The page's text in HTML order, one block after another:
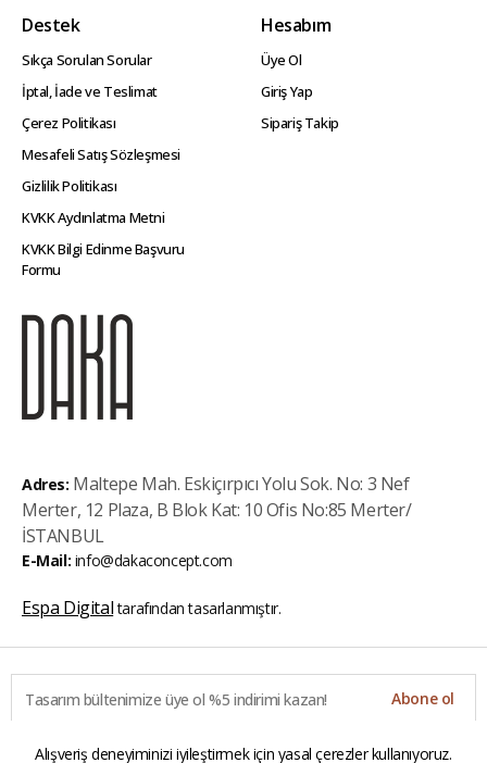
Alışveriş deneyiminizi iyileştirmek için yasal çerezler kullanıyoruz.
Destek
Sıkça Sorulan Sorular
İptal, İade ve Teslimat
Çerez Politikası
Mesafeli Satış Sözleşmesi
Gizlilik Politikası
KVKK Aydınlatma Metni
KVKK Bilgi Edinme Başvuru
Formu
Hesabım
Üye Ol
Giriş Yap
Sipariş Takip
Adres: Maltepe Mah. Eskiçırpıcı Yolu Sok. No: 3 Nef
Merter, 12 Plaza, B Blok Kat: 10 Ofis No:85 Merter/
İSTANBUL
E-Mail: info@dakaconcept.com
Espa Digitaltarafından tasarlanmıştır.
Abone ol